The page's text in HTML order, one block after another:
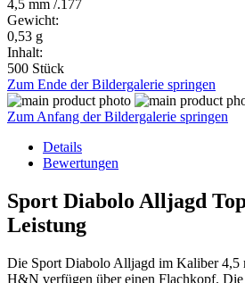
4,5 mm /.177
Gewicht:
0,53 g
Inhalt:
500 Stück
Zum Ende der Bildergalerie springen
Zum Anfang der Bildergalerie springen
Details
Bewertungen
Sport Diabolo Alljagd
Leistung
Die Sport Diabolo Alljagd im Kaliber 4,5
H&N verfügen über einen Flachkopf. Die